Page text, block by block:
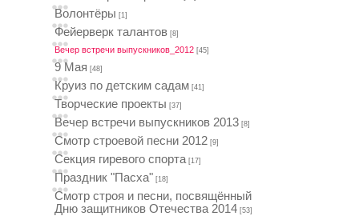
Волонтёры [1]
Фейерверк талантов [8]
Вечер встречи выпускников_2012 [45]
9 Мая [48]
Круиз по детским садам [41]
Творческие проекты [37]
Вечер встречи выпускников 2013 [8]
Смотр строевой песни 2012 [9]
Секция гиревого спорта [17]
Праздник "Пасха" [18]
Смотр строя и песни, посвящённый
Дню защитников Отечества 2014 [53]